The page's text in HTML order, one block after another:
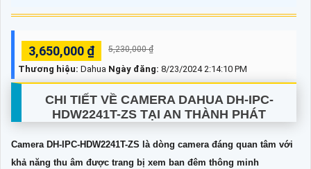
3,650,000 ₫ 5,230,000 ₫
Thương hiệu: Dahua Ngày đăng: 8/23/2024 2:14:10 PM
CHI TIẾT VỀ CAMERA DAHUA DH-IPC-
HDW2241T-ZS TẠI AN THÀNH PHÁT
Camera DH-IPC-HDW2241T-ZS là dòng camera đáng quan tâm với
khả năng thu âm được trang bị xem ban đêm thông minh